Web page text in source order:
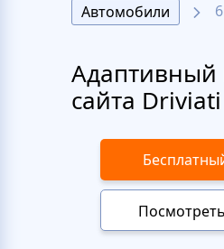
Автомобили
сайта Driviati